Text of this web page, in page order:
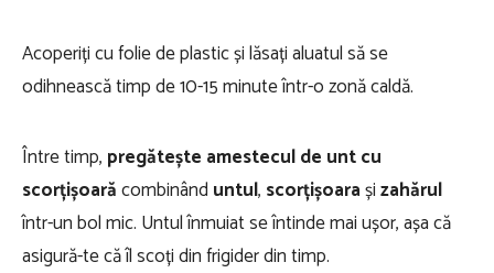
Acoperiți cu folie de plastic și lăsați aluatul să se
odihnească timp de 10-15 minute într-o zonă caldă.
Între timp, pregătește amestecul de unt cu
scorțișoarăcombinând untul, scorțișoarașizahărul
într-un bol mic. Untul înmuiat se întinde mai ușor, așa că
asigură-te că îl scoți din frigider din timp.